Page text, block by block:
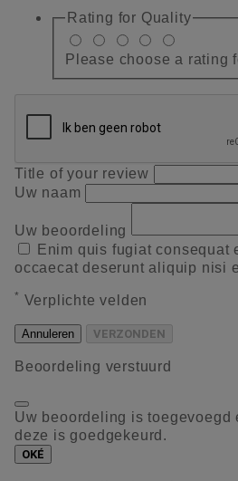
Rating for Quality
Please choose a rating
Title of your review
Uw naam
Uw beoordeling
Enim quis fugiat
occaecat deserunt aliquip nisi
* Verplichte velden
Annuleren VERZONDEN
Beoordeling verstuurd
Uw beoordeling is toegevoegd
deze is goedgekeurd.
OKÉ